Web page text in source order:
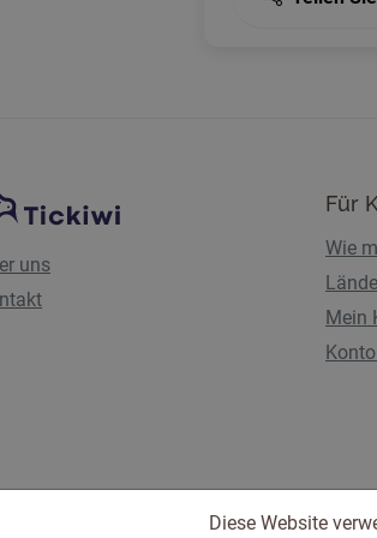
Tickiwi-Plattform
uns
Für
Wie
Mein
Diese Website